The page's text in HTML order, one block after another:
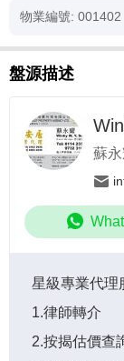
物業編號: 001402
盤源描述
蘇
星級專業代理
1.律師轉介
2.按揭估價查